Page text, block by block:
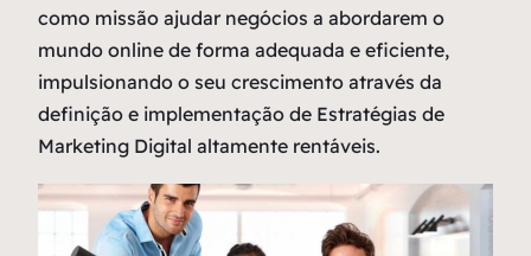
como missão ajudar negócios a abordarem o
mundo online de forma adequada e eficiente,
impulsionando o seu crescimento através da
definição e implementação de Estratégias de
Marketing Digital altamente rentáveis.